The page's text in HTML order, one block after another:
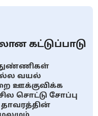
கட்டுப்பாடு
வயல்
ஊக்குவிக்க
சொட்டு சோப்பு